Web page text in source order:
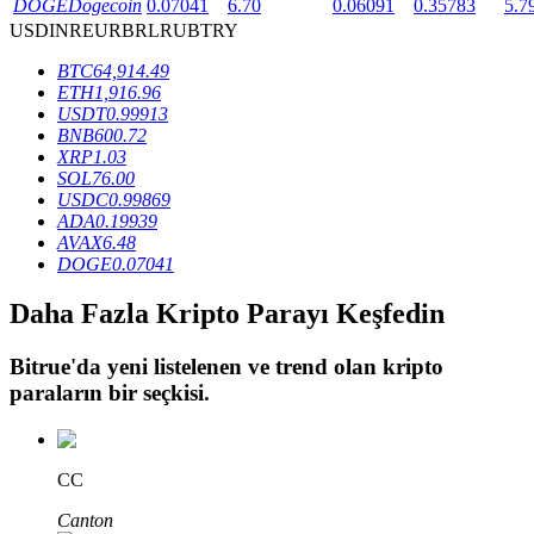
BTR Kilitleme
BTR sahiplerine özel yatırımlar
Krediler
Kripto destekli borçlanma hizmeti
DOGEDogecoin 0.07041 6.70 0.06091 0.35783
USDINREURBRLRUBTRY
BTC64,914.49
ETH1,916.96
USDT0.99913
BNB600.72
XRP1.03
SOL76.00
USDC0.99869
ADA0.19939
AVAX6.48
DOGE0.07041
Daha Fazla Kripto Parayı Keşfedin
Bitrue'da yeni listelenen ve trend olan kripto
paraların bir seçkisi.
CC
Canton